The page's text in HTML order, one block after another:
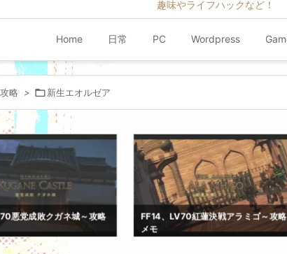
趣味やライフハックなど！
Home 日常 PC Wordpress
略 > 新生エオルゼア
悪党成敗クガネ城～攻略 FF14、LV70紅蓮決戦アラミゴ～攻略
メモ